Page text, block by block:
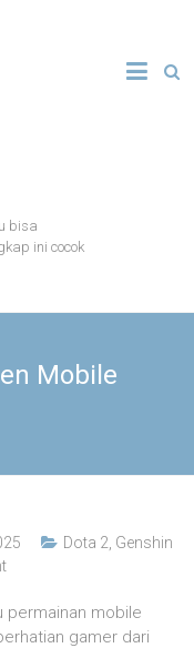
bisa
ini cocok
Mobile
Dota 2 Genshin
permainan mobile
gamer dari